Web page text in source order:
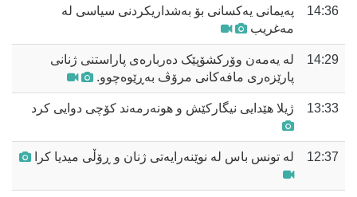
14:36
پەیمانی یەکسانی بۆ بەشداریکردنی سیاسی لە
مەغریب
14:29
لە یەمەن وۆرکشۆپێک دەربارەی پاراستنی ژنانی
پارێزەری مافەکانی مرۆڤ بەڕێوەچوو.
13:33 ژیلا هێدایی نیگارکێش و هونەرمەند کۆچی دوایی کرد
12:37 لە تونس باس لە نوێنەرایەتی ژنان و ڕۆڵی میدیا کرا